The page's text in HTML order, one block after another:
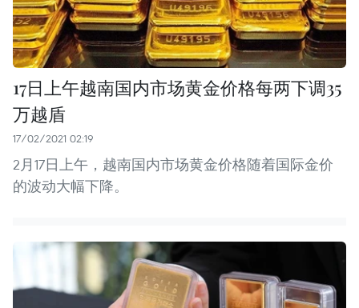
17日上午越南国内市场黄金价格每两下调35
万越盾
17/02/2021 02:19
2月17日上午，越南国内市场黄金价格随着国际金价
的波动大幅下降。